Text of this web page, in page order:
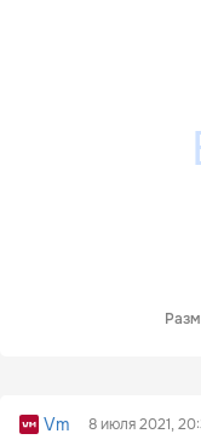
Vm 8 июля 2021,